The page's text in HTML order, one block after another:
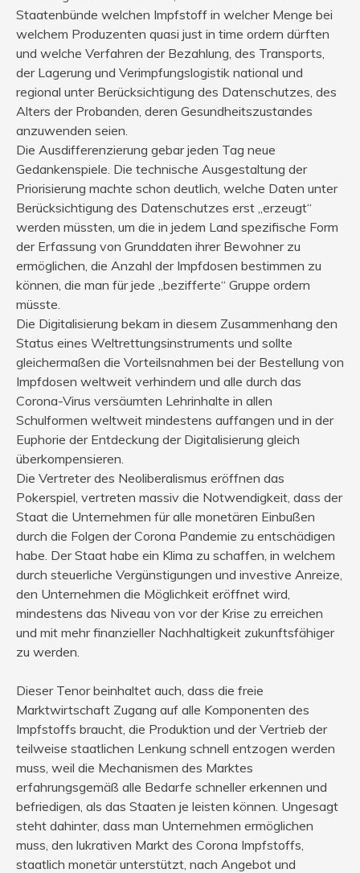
Staatenbünde welchen Impfstoff in welcher Menge bei
welchem Produzenten quasi just in time ordern dürften
und welche Verfahren der Bezahlung, des Transports,
der Lagerung und Verimpfungslogistik national und
regional unter Berücksichtigung des Datenschutzes, des
Alters der Probanden, deren Gesundheitszustandes
anzuwenden seien.
Die Ausdifferenzierung gebar jeden Tag neue
Gedankenspiele. Die technische Ausgestaltung der
Priorisierung machte schon deutlich, welche Daten unter
Berücksichtigung des Datenschutzes erst „erzeugt“
werden müssten, um die in jedem Land spezifische Form
der Erfassung von Grunddaten ihrer Bewohner zu
ermöglichen, die Anzahl der Impfdosen bestimmen zu
können, die man für jede „bezifferte“ Gruppe ordern
müsste.
Die Digitalisierung bekam in diesem Zusammenhang den
Status eines Weltrettungsinstruments und sollte
gleichermaßen die Vorteilsnahmen bei der Bestellung von
Impfdosen weltweit verhindern und alle durch das
Corona-Virus versäumten Lehrinhalte in allen
Schulformen weltweit mindestens auffangen und in der
Euphorie der Entdeckung der Digitalisierung gleich
überkompensieren.
Die Vertreter des Neoliberalismus eröffnen das
Pokerspiel, vertreten massiv die Notwendigkeit, dass der
Staat die Unternehmen für alle monetären Einbußen
durch die Folgen der Corona Pandemie zu entschädigen
habe. Der Staat habe ein Klima zu schaffen, in welchem
durch steuerliche Vergünstigungen und investive Anreize,
den Unternehmen die Möglichkeit eröffnet wird,
mindestens das Niveau von vor der Krise zu erreichen
und mit mehr finanzieller Nachhaltigkeit zukunftsfähiger
zu werden.
Dieser Tenor beinhaltet auch, dass die freie
Marktwirtschaft Zugang auf alle Komponenten des
Impfstoffs braucht, die Produktion und der Vertrieb der
teilweise staatlichen Lenkung schnell entzogen werden
muss, weil die Mechanismen des Marktes
erfahrungsgemäß alle Bedarfe schneller erkennen und
befriedigen, als das Staaten je leisten können. Ungesagt
steht dahinter, dass man Unternehmen ermöglichen
muss, den lukrativen Markt des Corona Impfstoffs,
staatlich monetär unterstützt, nach Angebot und